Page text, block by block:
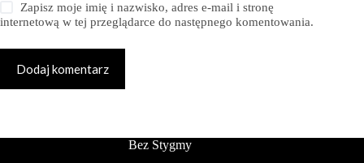
Zapisz moje imię i nazwisko, adres e-mail i stronę
internetową w tej przeglądarce do następnego komentowania.
Dodaj komentarz
Bez Stygmy